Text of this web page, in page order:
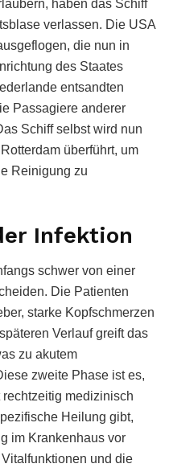
haben das Schiff
verlassen. Die USA
die nun in
des Staates
entsandten
Passagiere anderer
Schiff selbst wird nun
überführt, um
Reinigung zu
Infektion
schwer von einer
Die Patienten
starke Kopfschmerzen
Verlauf greift das
zu akutem
zweite Phase ist es,
medizinisch
Heilung gibt,
im Krankenhaus vor
und die